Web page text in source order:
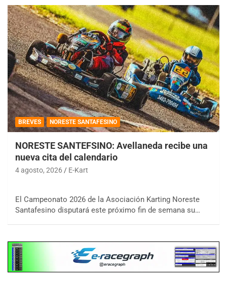
BREVES NORESTE SANTAFESINO
NORESTE SANTEFSINO: Avellaneda recibe una
nueva cita del calendario
4 agosto, 2026 E-Kart
El Campeonato 2026 de la Asociación Karting Noreste
Santafesino disputará este próximo fin de semana su…
IAME SERIES ARGENTINA 6
KDO - F6
Ciudad de Trenque Lauquen (Asfalto)
Trenque Lauquen (Buenos Aires)